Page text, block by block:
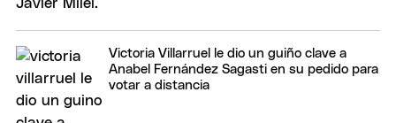
Victoria Villarruel le dio un guiño clave a
Anabel Fernández Sagasti en su pedido para
votar a distancia